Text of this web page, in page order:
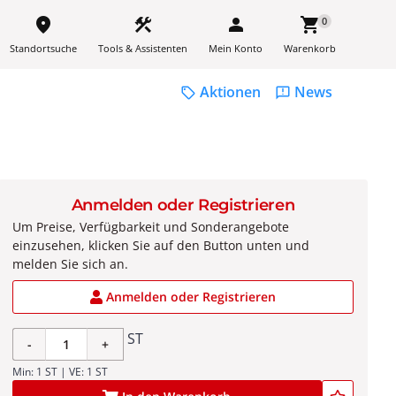
place
Standortsuche
construction
Tools & Assistenten
person
Mein Konto
shopping_cart0
Warenkorb
sell Aktionen feedback News
Anmelden oder Registrieren
Um Preise, Verfügbarkeit und Sonderangebote
einzusehen, klicken Sie auf den Button unten und
melden Sie sich an.
Anmelden oder Registrieren
- + ST
Min: 1 ST | VE: 1 ST